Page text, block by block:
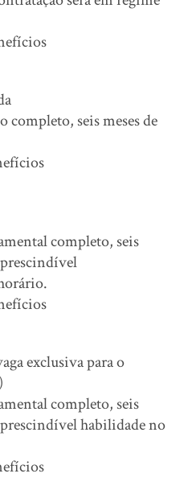
seis meses de
completo, seis
exclusiva para o
completo, seis
habilidade no